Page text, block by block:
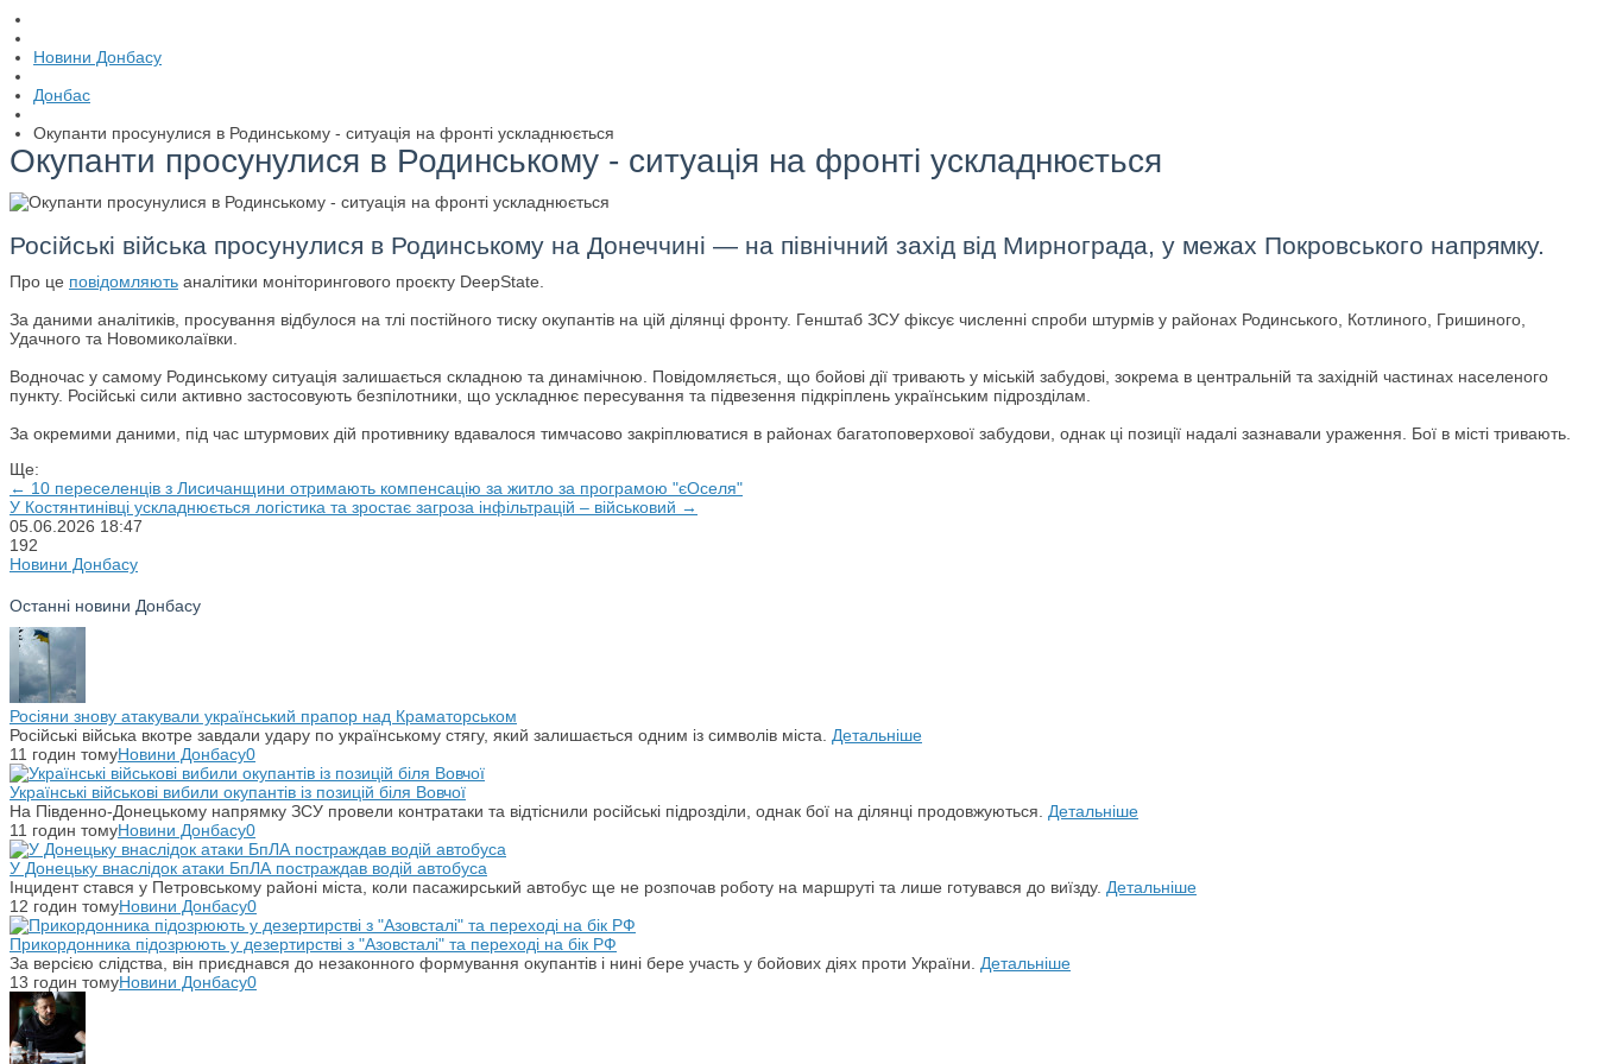
Новини Донбасу
Донбас
Окупанти просунулися в Родинському - ситуація на фронті ускладнюється
Окупанти просунулися в Родинському - ситуація на фронті ускладнюється
Російські війська просунулися в Родинському на Донеччині — на північний захід від Мирнограда, у межах Покровського напрямку.
Про це повідомляють аналітики моніторингового проєкту DeepState.
За даними аналітиків, просування відбулося на тлі постійного тиску окупантів на цій ділянці фронту. Генштаб ЗСУ фіксує численні спроби штурмів у районах Родинського, Котлиного, Гришиного,
Удачного та Новомиколаївки.
Водночас у самому Родинському ситуація залишається складною та динамічною. Повідомляється, що бойові дії тривають у міській забудові, зокрема в центральній та західній частинах населеного
пункту. Російські сили активно застосовують безпілотники, що ускладнює пересування та підвезення підкріплень українським підрозділам.
За окремими даними, під час штурмових дій противнику вдавалося тимчасово закріплюватися в районах багатоповерхової забудови, однак ці позиції надалі зазнавали ураження. Бої в місті тривають.
Ще:
← 10 переселенців з Лисичанщини отримають компенсацію за житло за програмою "єОселя"
У Костянтинівці ускладнюється логістика та зростає загроза інфільтрацій – військовий →
05.06.2026 18:47
192
Новини Донбасу
Останні новини Донбасу
Росіяни знову атакували український прапор над Краматорськом
Російські війська вкотре завдали удару по українському стягу, який залишається одним із символів міста. Детальніше
11 годин томуНовини Донбасу0
Українські військові вибили окупантів із позицій біля Вовчої
На Південно-Донецькому напрямку ЗСУ провели контратаки та відтіснили російські підрозділи, однак бої на ділянці продовжуються. Детальніше
11 годин томуНовини Донбасу0
У Донецьку внаслідок атаки БпЛА постраждав водій автобуса
Інцидент стався у Петровському районі міста, коли пасажирський автобус ще не розпочав роботу на маршруті та лише готувався до виїзду. Детальніше
12 годин томуНовини Донбасу0
Прикордонника підозрюють у дезертирстві з "Азовсталі" та переході на бік РФ
За версією слідства, він приєднався до незаконного формування окупантів і нині бере участь у бойових діях проти України. Детальніше
13 годин томуНовини Донбасу0